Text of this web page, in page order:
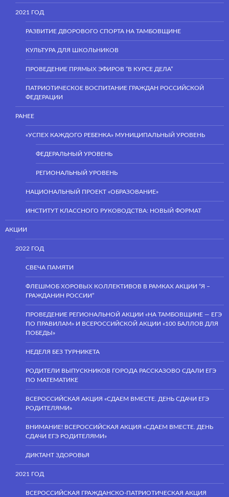
2021 ГОД
РАЗВИТИЕ ДВОРОВОГО СПОРТА НА ТАМБОВЩИНЕ
КУЛЬТУРА ДЛЯ ШКОЛЬНИКОВ
ПРОВЕДЕНИЕ ПРЯМЫХ ЭФИРОВ “В КУРСЕ ДЕЛА”
ПАТРИОТИЧЕСКОЕ ВОСПИТАНИЕ ГРАЖДАН РОССИЙСКОЙ
ФЕДЕРАЦИИ
РАНЕЕ
«УСПЕХ КАЖДОГО РЕБЕНКА» МУНИЦИПАЛЬНЫЙ УРОВЕНЬ
ФЕДЕРАЛЬНЫЙ УРОВЕНЬ
РЕГИОНАЛЬНЫЙ УРОВЕНЬ
НАЦИОНАЛЬНЫЙ ПРОЕКТ «ОБРАЗОВАНИЕ»
ИНСТИТУТ КЛАССНОГО РУКОВОДСТВА: НОВЫЙ ФОРМАТ
АКЦИИ
2022 ГОД
СВЕЧА ПАМЯТИ
ФЛЕШМОБ ХОРОВЫХ КОЛЛЕКТИВОВ В РАМКАХ АКЦИИ “Я –
ГРАЖДАНИН РОССИИ”
ПРОВЕДЕНИЕ РЕГИОНАЛЬНОЙ АКЦИИ «НА ТАМБОВЩИНЕ — ЕГЭ
ПО ПРАВИЛАМ» И ВСЕРОССИЙСКОЙ АКЦИИ «100 БАЛЛОВ ДЛЯ
ПОБЕДЫ»
НЕДЕЛЯ БЕЗ ТУРНИКЕТА
РОДИТЕЛИ ВЫПУСКНИКОВ ГОРОДА РАССКАЗОВО СДАЛИ ЕГЭ
ПО МАТЕМАТИКЕ
ВСЕРОССИЙСКАЯ АКЦИЯ «СДАЕМ ВМЕСТЕ. ДЕНЬ СДАЧИ ЕГЭ
РОДИТЕЛЯМИ»
ВНИМАНИЕ! ВСЕРОССИЙСКАЯ АКЦИЯ «СДАЕМ ВМЕСТЕ. ДЕНЬ
СДАЧИ ЕГЭ РОДИТЕЛЯМИ»
ДИКТАНТ ЗДОРОВЬЯ
2021 ГОД
ВСЕРОССИЙСКАЯ ГРАЖДАНСКО-ПАТРИОТИЧЕСКАЯ АКЦИЯ